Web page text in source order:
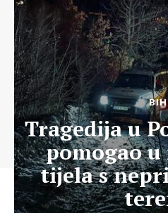
BIH
Tragedija u
pomogao
tijela s